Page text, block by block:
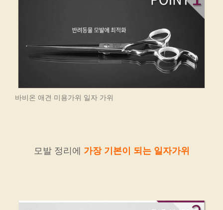
바비온 애견 미용가위 일자 가위
모발 정리에 가장 기본이 되는 일자가위